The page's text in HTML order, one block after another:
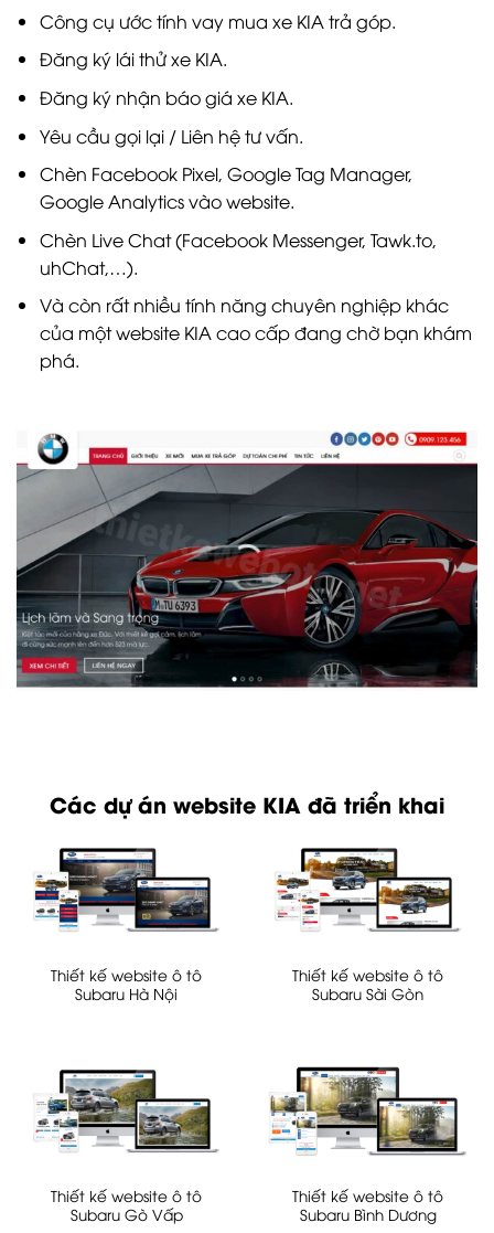
Công cụ ước tính vay mua xe KIA trả góp.
Đăng ký lái thử xe KIA.
Đăng ký nhận báo giá xe KIA.
Yêu cầu gọi lại / Liên hệ tư vấn.
Chèn Facebook Pixel, Google Tag Manager,
Google Analytics vào website.
Chèn Live Chat (Facebook Messenger, Tawk.to,
uhChat,…).
Và còn rất nhiều tính năng chuyên nghiệp khác
của một website KIA cao cấp đang chờ bạn khám
phá.
Các dự án website KIA đã triển khai
Thiết kế website ô tô
Subaru Hà Nội
Thiết kế website ô tô
Subaru Sài Gòn
Thiết kế website ô tô
Subaru Gò Vấp
Thiết kế website ô tô
Subaru Bình Dương